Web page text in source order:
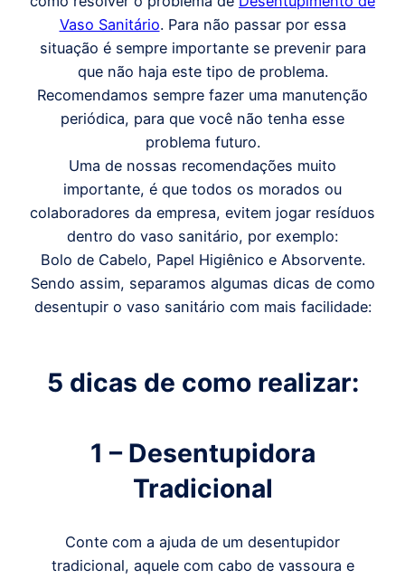
Vaso Sanitário. Para não passar por essa
situação é sempre importante se prevenir para
que não haja este tipo de problema.
Recomendamos sempre fazer uma manutenção
periódica, para que você não tenha esse
problema futuro.
Uma de nossas recomendações muito
importante, é que todos os morados ou
colaboradores da empresa, evitem jogar resíduos
dentro do vaso sanitário, por exemplo:
Bolo de Cabelo, Papel Higiênico e Absorvente.
Sendo assim, separamos algumas dicas de como
desentupir o vaso sanitário com mais facilidade:
5 dicas de como realizar:
1 – Desentupidora
Tradicional
Conte com a ajuda de um desentupidor
tradicional, aquele com cabo de vassoura e